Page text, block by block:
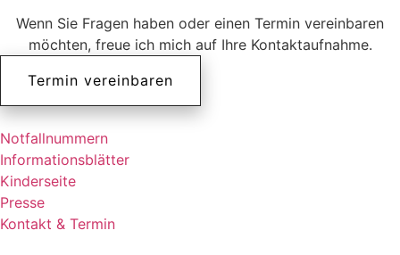
Wenn Sie Fragen haben oder einen Termin vereinbaren
möchten, freue ich mich auf Ihre Kontaktaufnahme.
Termin vereinbaren
Notfallnummern
Informationsblätter
Kinderseite
Presse
Kontakt & Termin